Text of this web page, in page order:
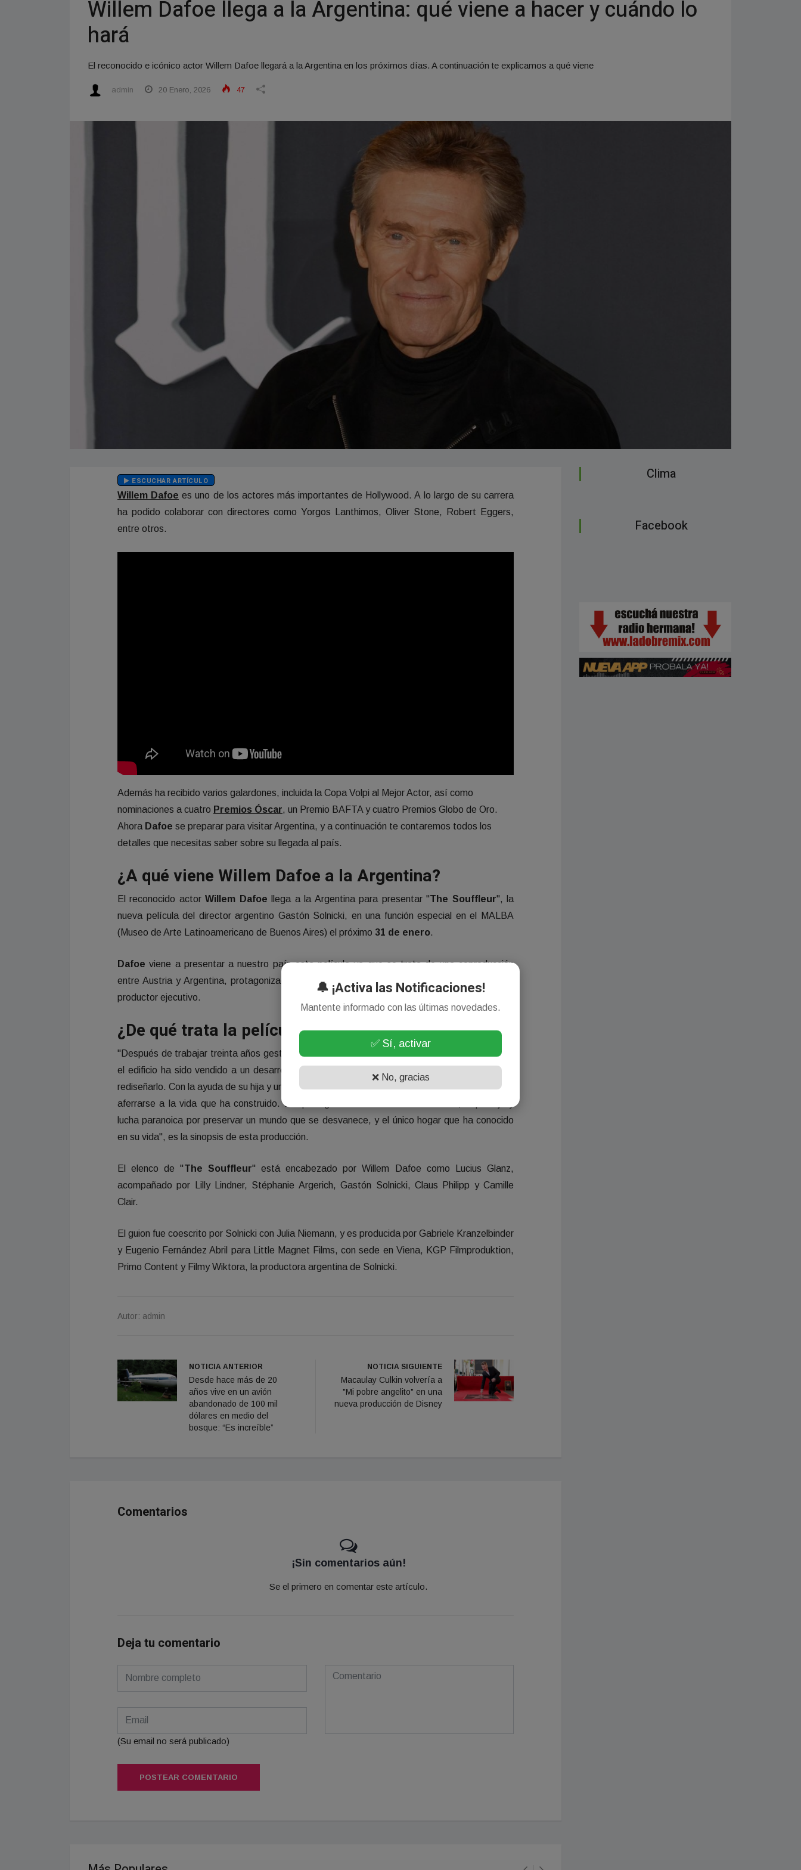
Willem Dafoe llega a la Argentina: qué viene a hacer y cuándo lo
hará
El reconocido e icónico actor Willem Dafoe llegará a la Argentina en los próximos días. A continuación te explicamos a qué viene
admin 20 Enero, 2026 47
ESCUCHAR ARTÍCULO
Willem Dafoe es uno de los actores más importantes de Hollywood. A lo largo de su carrera
ha podido colaborar con directores como Yorgos Lanthimos, Oliver Stone, Robert Eggers,
entre otros.
Además ha recibido varios galardones, incluida la Copa Volpi al Mejor Actor, así como
nominaciones a cuatro Premios Óscar, un Premio BAFTA y cuatro Premios Globo de Oro.
Ahora Dafoe se preparar para visitar Argentina, y a continuación te contaremos todos los
detalles que necesitas saber sobre su llegada al país.
¿A qué viene Willem Dafoe a la Argentina?
El reconocido actorWillem Dafoe llega a la Argentina para presentar "The Souffleur", la
nueva película del director argentino Gastón Solnicki, en una función especial en el MALBA
(Museo de Arte Latinoamericano de Buenos Aires) el próximo 31 de enero.
Dafoeviene a presentar a nuestro país esta película ya que se trata de una coproducción
entre Austria y Argentina, protagonizada por el mismo Dafoe, quien también participa como
productor ejecutivo.
¿De qué trata la película "The Souffleur"?
"Después de trabajar treinta años gestionando un icónico hotel en Viena, Lucius descubre que
el edificio ha sido vendido a un desarrollador inmobiliario argentino que pretende demolerlo y
rediseñarlo. Con la ayuda de su hija y un puñado de empleados leales, iniciará una cruzada para
aferrarse a la vida que ha construido. Lo que sigue es una historia de desvíos, espionaje y
lucha paranoica por preservar un mundo que se desvanece, y el único hogar que ha conocido
en su vida", es la sinopsis de esta producción.
El elenco de "The Souffleur" está encabezado por Willem Dafoe como Lucius Glanz,
acompañado por Lilly Lindner, Stéphanie Argerich, Gastón Solnicki, Claus Philipp y Camille
Clair.
El guion fue coescrito por Solnicki con Julia Niemann, y es producida por Gabriele Kranzelbinder
y Eugenio Fernández Abril para Little Magnet Films, con sede en Viena, KGP Filmproduktion,
Primo Content y Filmy Wiktora, la productora argentina de Solnicki.
Autor: admin
NOTICIA ANTERIOR
Desde hace más de 20
años vive en un avión
abandonado de 100 mil
dólares en medio del
bosque: “Es increíble”
NOTICIA SIGUIENTE
Macaulay Culkin volvería a
"Mi pobre angelito" en una
nueva producción de Disney
Comentarios
¡Sin comentarios aún!
Se el primero en comentar este artículo.
Deja tu comentario
(Su email no será publicado)
POSTEAR COMENTARIO
Clima
Facebook
🔔 ¡Activa las Notificaciones!
Mantente informado con las últimas novedades.
✅ Sí, activar
❌ No, gracias